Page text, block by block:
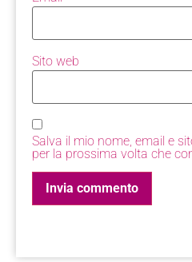
Sito web
Salva il mio nome, email e
per la prossima volta che